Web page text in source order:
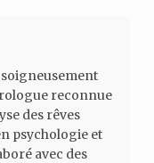
reconnue
des rêves
psychologie et
avec des